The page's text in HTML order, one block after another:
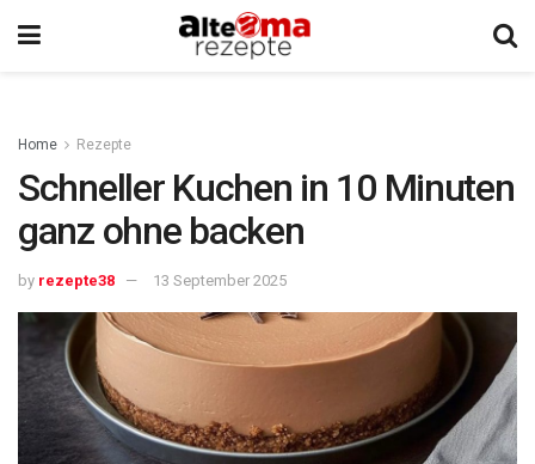
Home Rezepte
Schneller Kuchen in 10 Minuten
ganz ohne backen
by rezepte38 13 September 2025